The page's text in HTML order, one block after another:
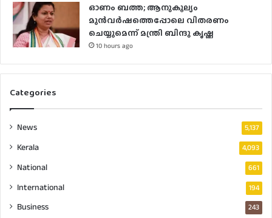
ഓണം ബത്ത; ആനുകൂല്യം
മുൻവർഷത്തെപ്പോലെ വിതരണം
ചെയ്യുമെന്ന് മന്ത്രി ബിന്ദു കൃഷ്ണ
10 hours ago
Categories
News 5,137
Kerala 4,093
National 661
International 194
Business 243